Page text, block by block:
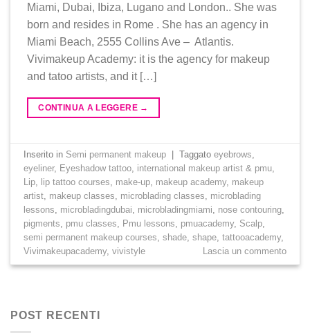
Miami, Dubai, Ibiza, Lugano and London.. She was
born and resides in Rome . She has an agency in
Miami Beach, 2555 Collins Ave – Atlantis.
Vivimakeup Academy: it is the agency for makeup
and tatoo artists, and it […]
CONTINUA A LEGGERE →
Inserito in Semi permanent makeup Taggatoeyebrows
eyeliner, Eyeshadow tattoo international makeup artist & pmu
Lip
lip tattoo courses make-up makeup academy, makeup
artist makeup classes microblading classes
microblading
lessons
microbladingdubai microbladingmiami nose contouring
pigments
pmu classes Pmu lessons pmuacademy, Scalp
semi permanent makeup courses ,shade ,shape ,tattooacademy,
Vivimakeupacademy,vivistyle Lascia un commento
POST RECENTI